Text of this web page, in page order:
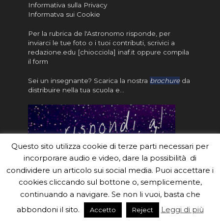
Informativa sulla Privacy
Informatva sui Cookie
Per la rubrica de l'Astronomo risponde, per
inviarci le tue foto o i tuoi contributi, scrivici a
redazione.edu [chiocciola] inaf.it oppure compila
il form
Sei un insegnante? Scarica la nostra brochureda
distribuire nella tua scuola e…
#eduinaf #inaf #astronomyforabetterworld.
Theme created by Meks. Powered byWordPress.
Questo sito utilizza cookie di terze parti necessari per
incorporare audio e video, dare la possibilità di
condividere un articolo sui social media. Puoi accettare i
cookies cliccando sul bottone o, semplicemente,
continuando a navigare. Se non li vuoi, basta che
abbondoni il sito.
Accetto Reject Leggi di più